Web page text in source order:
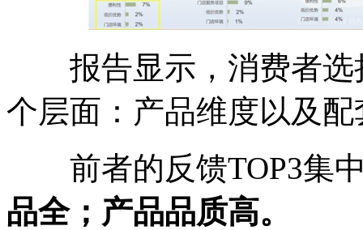
报告显示，消费者选
个层面：产品维度以及
前者的反馈TOP3集
品全；产品品质高。